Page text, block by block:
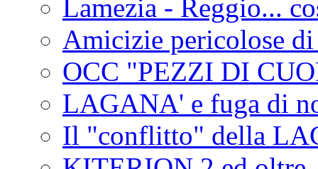
Lamezia - Reggio...
Amicizie pericolose
OCC "PEZZI DI
LAGANA' e fuga di
Il "conflitto" della